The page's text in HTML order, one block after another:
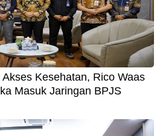
Kesehatan, Rico Waas
Masuk Jaringan BPJS